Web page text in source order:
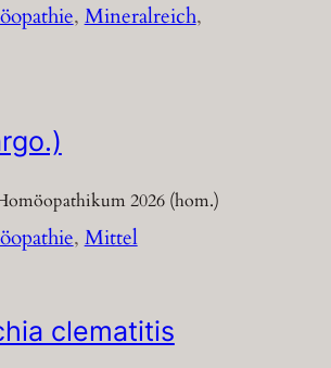
, Mineralreich
2026 (hom.)
, Mittel
clematitis